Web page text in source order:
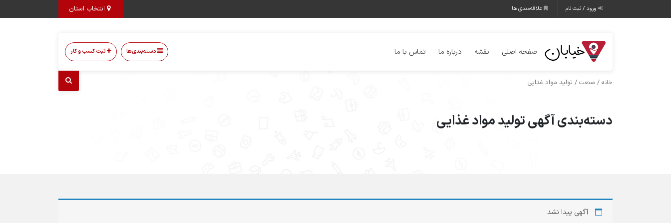
ورود / ثبت نام علاقه‌مندی ها
صفحه اصلی نقشه درباره ما تماس با ما دسته‌بندی‌ها ثبت کسب و کار
خانه / صنعت / تولید مواد غذایی
دسته‌بندی آگهی تولید مواد غذایی
آگهی پیدا نشد